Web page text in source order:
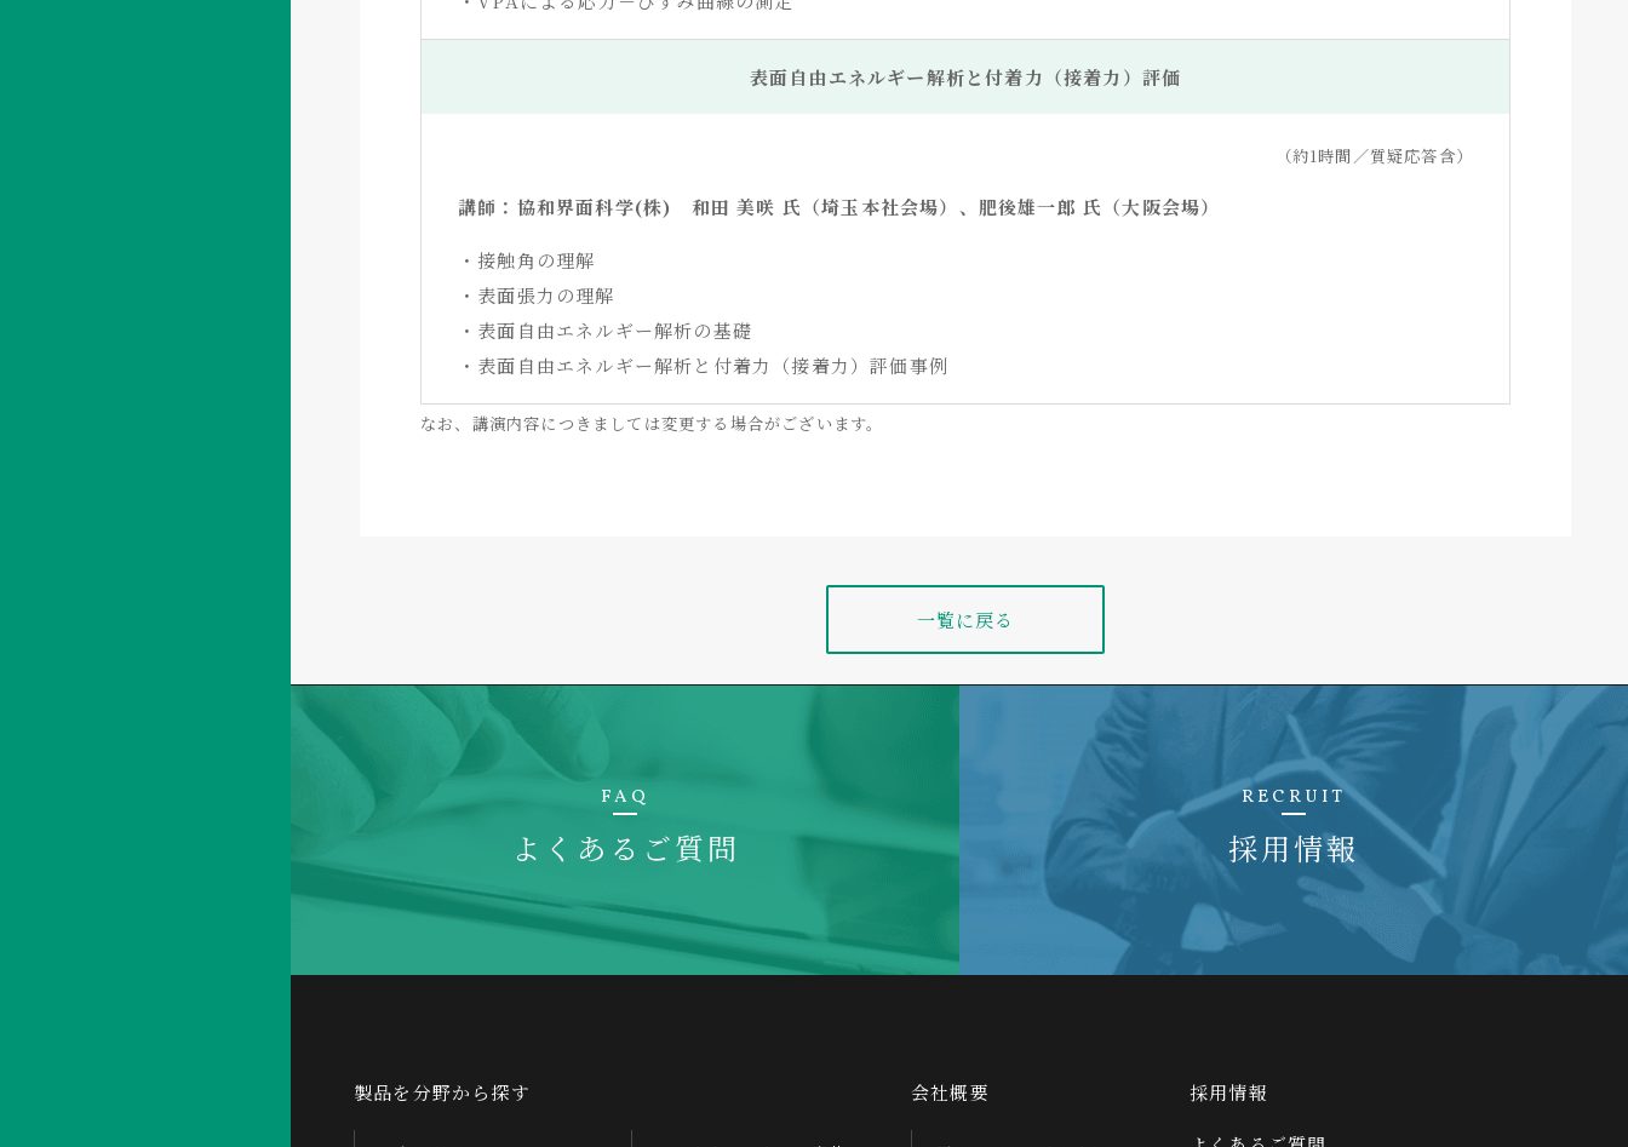
表面自由エネルギー解析と付着力（接着力）評価
（約1時間／質疑応答含）
講師：協和界面科学(株) 和田 美咲 氏（埼玉本社会場）、肥後雄一郎 氏（大阪会場）
・接触角の理解
・表面張力の理解
・表面自由エネルギー解析の基礎
・表面自由エネルギー解析と付着力（接着力）評価事例
なお、講演内容につきましては変更する場合がございます。
一覧に戻る
FAQ
よくあるご質問
RECRUIT
採用情報
製品を分野から探す 会社概要 採用情報